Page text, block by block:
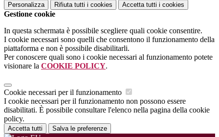
Personalizza Rifiuta tutti i cookies Accetta tutti i cookies
Gestione cookie
In questa schermata è possibile scegliere quali cookie consentire.
I cookie necessari sono quelli che consentono il funzionamento della
piattaforma e non è possibile disabilitarli.
Per conoscere quali sono i cookie necessari al funzionamento potete
visionare la COOKIE POLICY.
Cookie necessari per il funzionamento
I cookie necessari per il funzionamento non possono essere
disabilitati. È possibile consultare l'elenco nella pagina della cookie
policy.
Accetta tutti Salva le preferenze